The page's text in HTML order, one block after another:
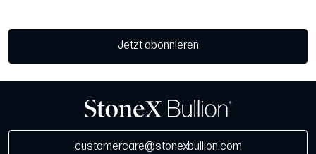
Jetzt abonnieren
customercare@stonexbullion.com